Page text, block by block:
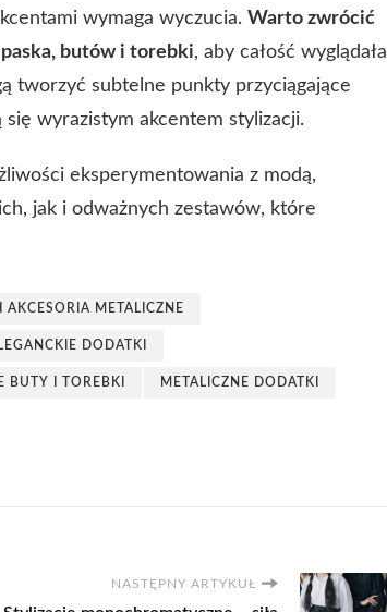
wymaga wyczucia. Warto zwrócić
butów i torebki, aby całość wyglądała
tworzyć subtelne punkty przyciągające
wyrazistym akcentem stylizacji.
eksperymentowania z modą,
jak i odważnych zestawów, które
AKCESORIA METALICZNE
DODATKI
BUTY I TOREBKI METALICZNE DODATKI
NASTĘPNY ARTYKUŁ